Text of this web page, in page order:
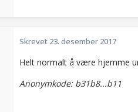
Skrevet 23. desember 2017
Helt normalt å være hjemme
Anonymkode: b31b8...b11